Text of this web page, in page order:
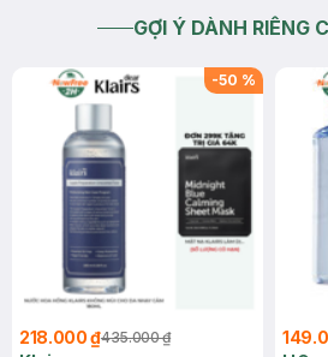
GỢI Ý DÀNH RIÊNG
-50 %
218.000 ₫435.000 ₫